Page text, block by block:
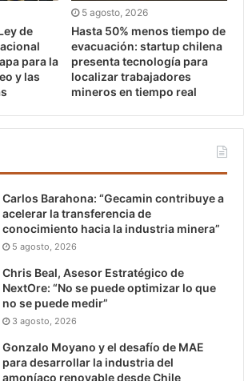
de
para la
y las
5 agosto, 2026
Hasta 50% menos tiempo de
evacuación: startup chilena
presenta tecnología para
localizar trabajadores
mineros en tiempo real
Carlos Barahona: “Gecamin contribuye a
acelerar la transferencia de
conocimiento hacia la industria minera”
5 agosto, 2026
Chris Beal, Asesor Estratégico de
NextOre: “No se puede optimizar lo que
no se puede medir”
3 agosto, 2026
Gonzalo Moyano y el desafío de MAE
para desarrollar la industria del
amoníaco renovable desde Chile